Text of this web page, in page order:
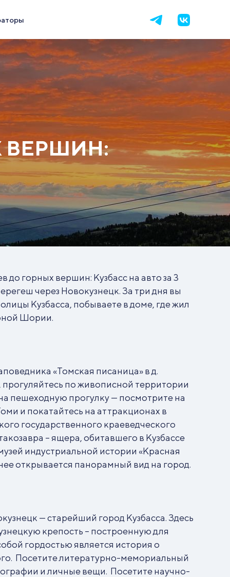
ВЕРШИН:
горных вершин: Кузбасс на авто за 3
через Новокузнецк. За три дня вы
Кузбасса, побываете в доме, где жил
Шории.
«Томская писаница» в д.
по живописной территории
пешеходную прогулку — посмотрите на
и покатайтесь на аттракционах в
государственного краеведческого
– ящера, обитавшего в Кузбассе
индустриальной истории «Красная
открывается панорамный вид на город.
— старейший город Кузбасса. Здесь
крепость – построенную для
гордостью является история о
Посетите литературно-мемориальный
и личные вещи. Посетите научно-